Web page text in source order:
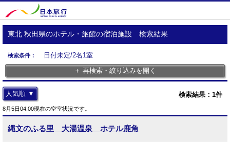
東北 秋田県のホテル・旅館の宿泊施設 検索結果
検索条件：
日付未定/2名1室
＋ 再検索・絞り込みを開く
検索結果： 1件
人気順 ▼
8月5日04:00現在の空室状況です。
縄文のふる里 大湯温泉 ホテル鹿角